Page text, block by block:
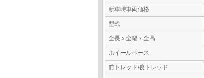
新車時車両価格
型式
全長ｘ全幅ｘ全高
ホイールベース
前トレッド/後トレッド